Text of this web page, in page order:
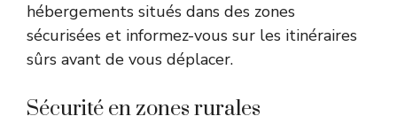
hébergements situés dans des zones
sécurisées et informez-vous sur les itinéraires
sûrs avant de vous déplacer.
Sécurité en zones rurales